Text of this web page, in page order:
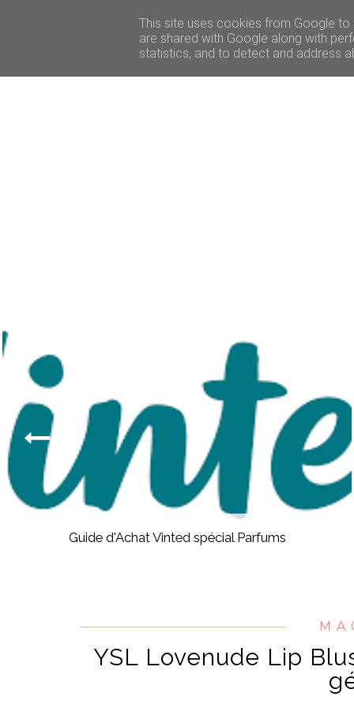
BEAUTÉ VOYAGE
Guide d'Achat Vinted spécial Parfums
YSL Lovenude Lip
This site uses cookies from Google
are shared with Google along with
statistics, and to detect and address